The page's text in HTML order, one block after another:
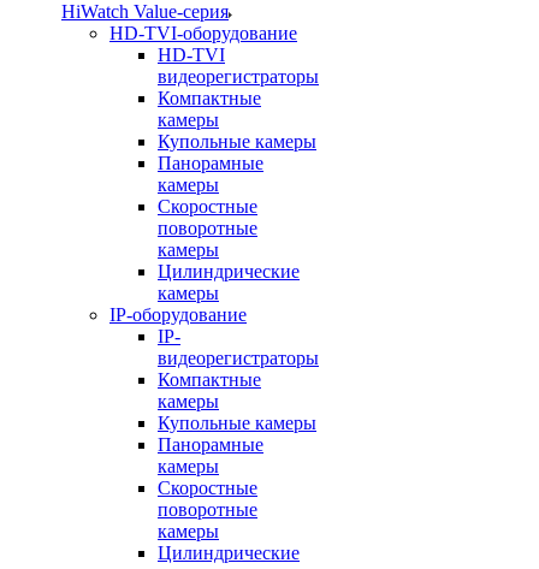
HiWatch Value-серия
HD-TVI-оборудование
HD-TVI
видеорегистраторы
Компактные
камеры
Купольные камеры
Панорамные
камеры
Скоростные
поворотные
камеры
Цилиндрические
камеры
IP-оборудование
IP-
видеорегистраторы
Компактные
камеры
Купольные камеры
Панорамные
камеры
Скоростные
поворотные
камеры
Цилиндрические